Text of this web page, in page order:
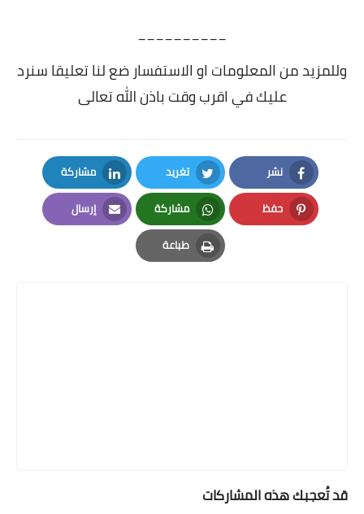
__________
وللمزيد من المعلومات او الاستفسار ضع لنا تعليقا سنرد
عليك في اقرب وقت باذن الله تعالى
نشر
Facebook
تغريد
Twitter
مشاركة
LinkedIn
حفظ
Pinterest
مشاركة
Whatsapp
إرسال
Email
طباعة
Print
قد تُعجبك هذه المشاركات